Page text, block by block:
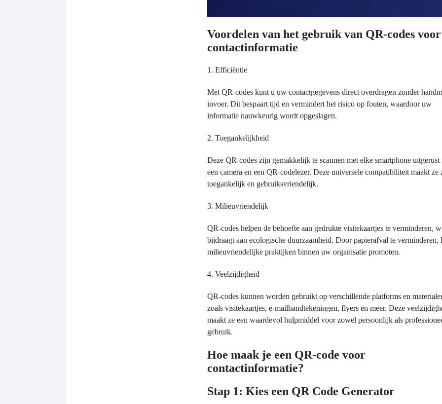
Voordelen van het gebruik van QR-codes voor
contactinformatie
1. Efficiëntie
Met QR-codes kunt u uw contactgegevens direct overdragen zonder
invoer. Dit bespaart tijd en vermindert het risico op fouten, waardoor uw
informatie nauwkeurig wordt opgeslagen.
2. Toegankelijkheid
Deze QR-codes zijn gemakkelijk te scannen met elke smartphone uitgerust
een camera en een QR-codelezer. Deze universele compatibiliteit maakt ze
toegankelijk en gebruiksvriendelijk.
3. Milieuvriendelijk
QR-codes helpen de behoefte aan gedrukte visitekaartjes te verminderen,
bijdraagt aan ecologische duurzaamheid. Door papierafval te verminderen,
milieuvriendelijke praktijken binnen uw organisatie promoten.
4. Veelzijdigheid
QR-codes kunnen worden gebruikt op verschillende platforms en
zoals visitekaartjes, e-mailhandtekeningen, flyers en meer. Deze
maakt ze een waardevol hulpmiddel voor zowel persoonlijk als
gebruik.
Hoe maak je een QR-code voor
contactinformatie?
Stap 1: Kies een QR Code Generator